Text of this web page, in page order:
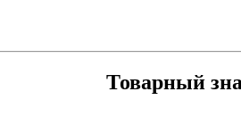
Товарный